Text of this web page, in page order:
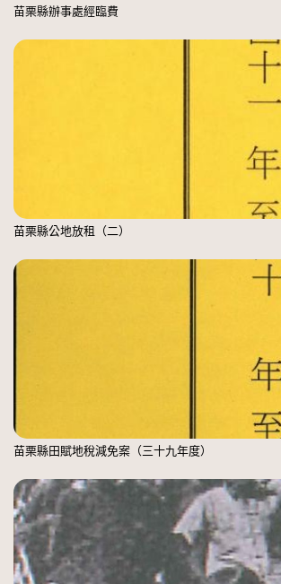
苗栗縣辦事處經臨費
苗栗縣公地放租（二）
苗栗縣田賦地稅減免案（三十九年度）